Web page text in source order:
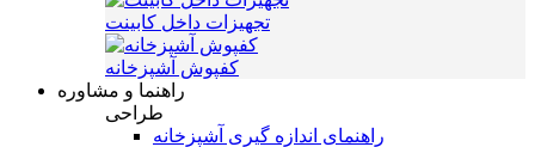
تجهیزات داخل کابینت
کفپوش آشپزخانه
راهنما و مشاوره
طراحی
راهنمای اندازه گیری آشپزخانه